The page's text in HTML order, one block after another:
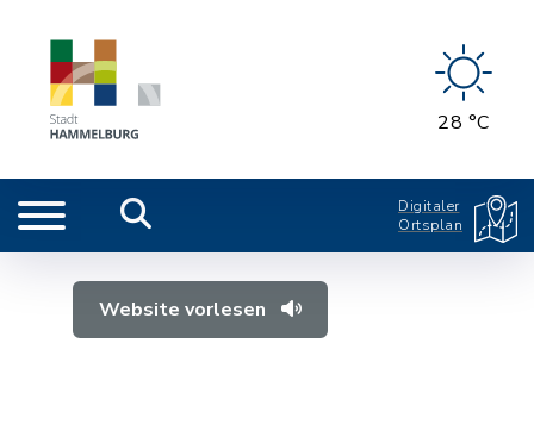
28 °C
Digitaler
Ortsplan
Website vorlesen